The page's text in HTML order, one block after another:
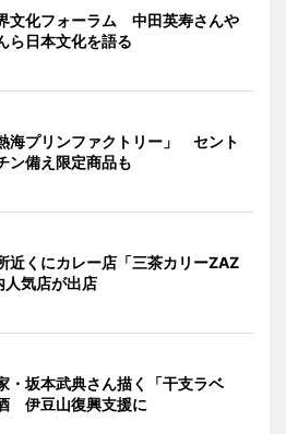
文化フォーラム 中田英寿さんや
ら日本文化を語る
海プリンファクトリー」 セント
ン備え限定商品も
近くにカレー店「三茶カリーZAZ
気店が出店
・坂本武典さん描く「干支ラベ
伊豆山復興支援に